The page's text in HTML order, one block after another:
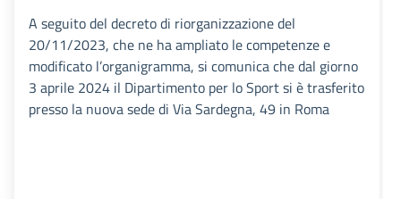
A seguito del decreto di riorganizzazione del
20/11/2023, che ne ha ampliato le competenze e
modificato l’organigramma, si comunica che dal giorno
3 aprile 2024 il Dipartimento per lo Sport si è trasferito
presso la nuova sede di Via Sardegna, 49 in Roma